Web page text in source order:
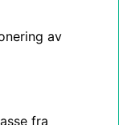
av
fra